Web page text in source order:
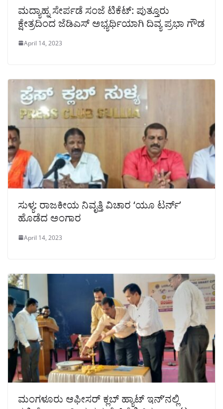
ಮದ್ಯಾಹ್ನ ಸೇರ್ಪಡೆ ಸಂಜೆ ಟಿಕೆಟ್: ಪುತ್ತೂರು
ಕ್ಷೇತ್ರದಿಂದ ಜೆಡಿಎಸ್ ಅಭ್ಯರ್ಥಿಯಾಗಿ ದಿವ್ಯ ಪ್ರಭಾ ಗೌಡ
April 14, 2023
ಸುಳ್ಯ: ರಾಜಕೀಯ ನಿವೃತ್ತಿ ವಿಚಾರ ‘ಯೂ ಟರ್ನ್’
ಹೊಡೆದ ಅಂಗಾರ
April 14, 2023
ಮಂಗಳೂರು ಆಫೀಸರ್ ಕ್ಲಬ್ ಹ್ಯಾಟ್ ಇನ್’ನಲ್ಲಿ